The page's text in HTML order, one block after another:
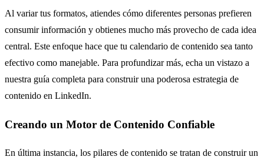
Al variar tus formatos, atiendes cómo diferentes personas prefieren
consumir información y obtienes mucho más provecho de cada idea
central. Este enfoque hace que tu calendario de contenido sea tanto
efectivo como manejable. Para profundizar más, echa un vistazo a
nuestra guía completa para construir una poderosa estrategia de
contenido en LinkedIn.
Creando un Motor de Contenido Confiable
En última instancia, los pilares de contenido se tratan de construir un